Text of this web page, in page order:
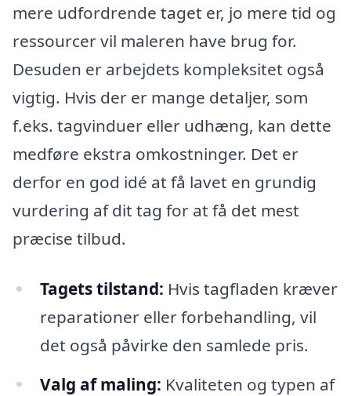
mere udfordrende taget er, jo mere tid og
ressourcer vil maleren have brug for.
Desuden er arbejdets kompleksitet også
vigtig. Hvis der er mange detaljer, som
f.eks. tagvinduer eller udhæng, kan dette
medføre ekstra omkostninger. Det er
derfor en god idé at få lavet en grundig
vurdering af dit tag for at få det mest
præcise tilbud.
Tagets tilstand: Hvis tagfladen kræver
reparationer eller forbehandling, vil
det også påvirke den samlede pris.
Valg af maling: Kvaliteten og typen af